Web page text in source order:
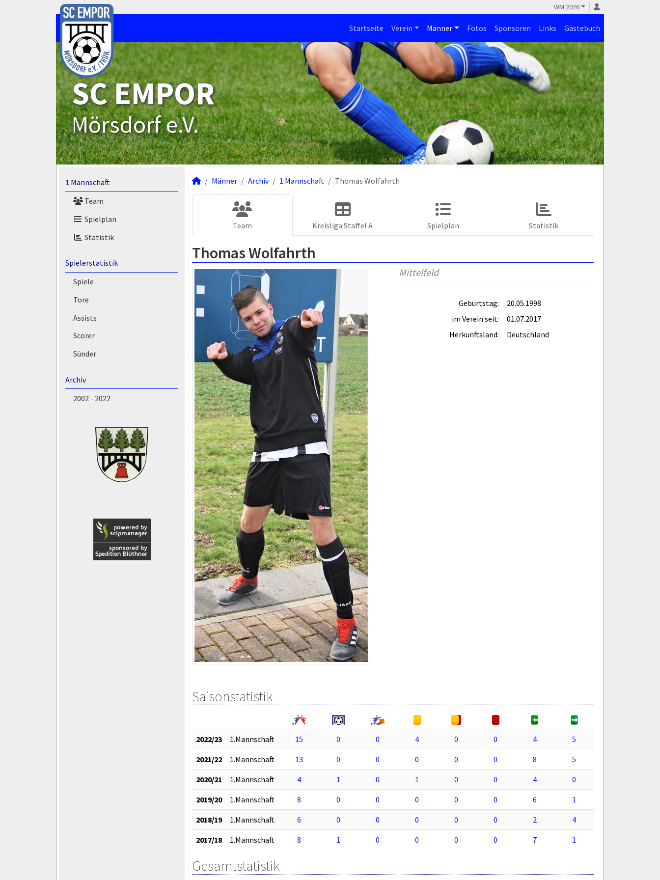
WM 2026
Startseite Verein Männer Fotos Sponsoren Links Gästebuch
SC EMPOR
Mörsdorf e.V.
1.Mannschaft
Team
Spielplan
Statistik
Spielerstatistik
Spiele
Tore
Assists
Scorer
Sünder
Archiv
2002 - 2022
Männer Archiv 1.Mannschaft Thomas Wolfahrth
Team Kreisliga Staffel A Spielplan Statistik
Thomas Wolfahrth
Mittelfeld
Geburtstag:
20.05.1998
im Verein seit:
01.07.2017
Herkunftsland:
Deutschland
Saisonstatistik
2022/23 1.Mannschaft 15 0 0 4 0 0 4 5
2021/22 1.Mannschaft 13 0 0 0 0 0 8 5
2020/21 1.Mannschaft 4 1 0 1 0 0 4 0
2019/20 1.Mannschaft 8 0 0 0 0 0 6 1
2018/19 1.Mannschaft 6 0 0 0 0 0 2 4
2017/18 1.Mannschaft 8 1 0 0 0 0 7 1
Gesamtstatistik